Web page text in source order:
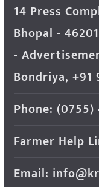
14 Press
Bhopal -
-
Bondriya, +91
Phone: (0755)
Farmer Help
Email: